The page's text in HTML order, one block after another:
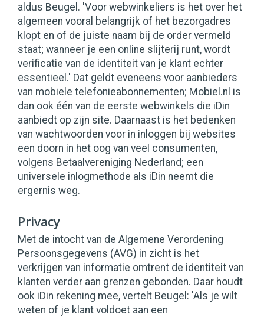
aldus Beugel. 'Voor webwinkeliers is het over het
algemeen vooral belangrijk of het bezorgadres
klopt en of de juiste naam bij de order vermeld
staat; wanneer je een online slijterij runt, wordt
verificatie van de identiteit van je klant echter
essentieel.' Dat geldt eveneens voor aanbieders
van mobiele telefonieabonnementen; Mobiel.nl is
dan ook één van de eerste webwinkels die iDin
aanbiedt op zijn site. Daarnaast is het bedenken
van wachtwoorden voor in inloggen bij websites
een doorn in het oog van veel consumenten,
volgens Betaalvereniging Nederland; een
universele inlogmethode als iDin neemt die
ergernis weg.
Privacy
Met de intocht van de Algemene Verordening
Persoonsgegevens (AVG) in zicht is het
verkrijgen van informatie omtrent de identiteit van
klanten verder aan grenzen gebonden. Daar houdt
ook iDin rekening mee, vertelt Beugel: 'Als je wilt
weten of je klant voldoet aan een